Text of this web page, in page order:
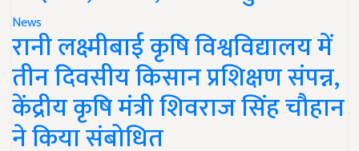
News
रानी लक्ष्मीबाई कृषि विश्वविद्यालय में
तीन दिवसीय किसान प्रशिक्षण संपन्न,
केंद्रीय कृषि मंत्री शिवराज सिंह चौहान
ने किया संबोधित